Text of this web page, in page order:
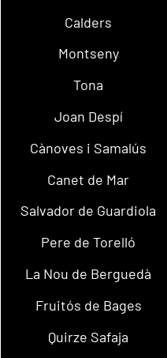
Calders
Montseny
Tona
Joan Despí
Cànoves i Samalús
Canet de Mar
Salvador de Guardiola
Pere de Torelló
La Nou de Berguedà
Fruitós de Bages
Quirze Safaja